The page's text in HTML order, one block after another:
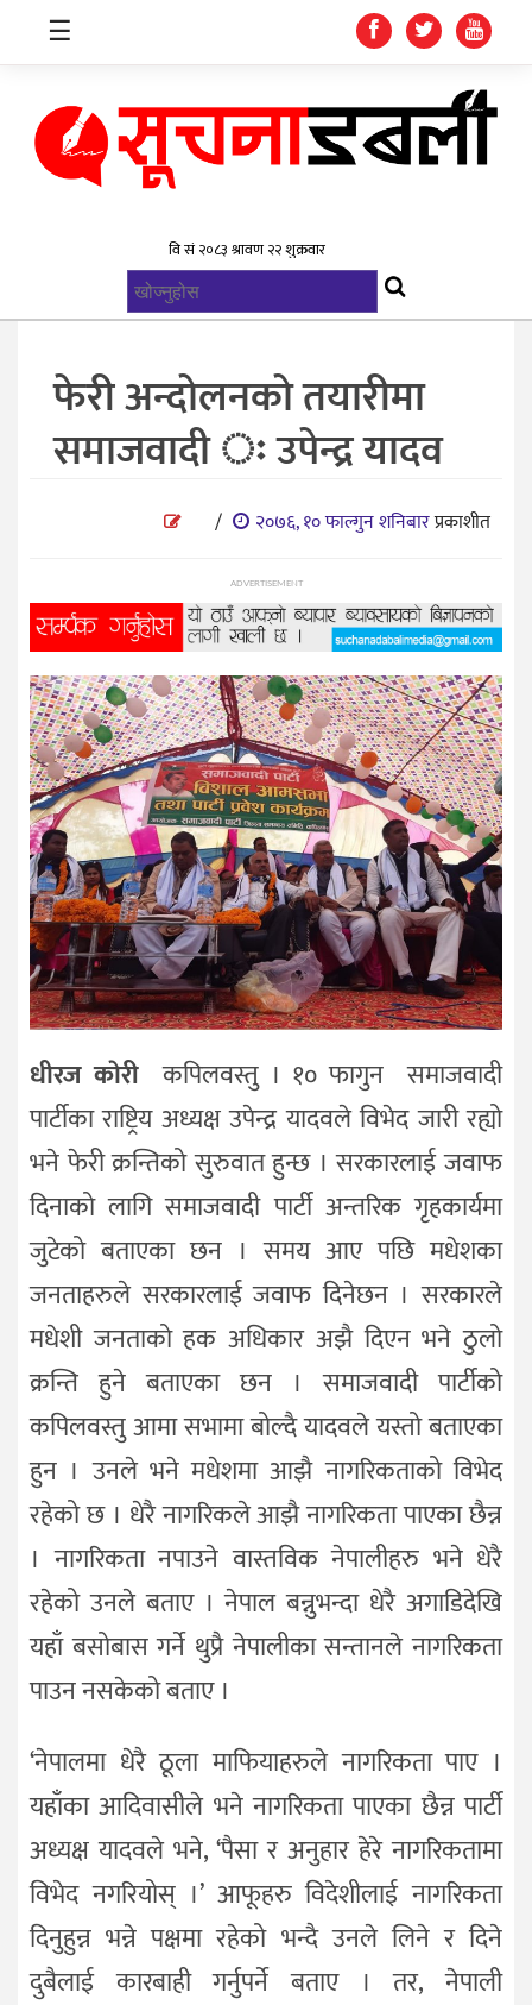
स्वास्थ्य
खेलकुद
विज्ञान
शिक्षा
भिडियो
अन्तर्वाता
☰
फेरी अन्दोलनको तयारीमा
समाजवादी ः उपेन्द्र यादव
/ २०७६, १० फाल्गुन शनिबारप्रकाशीत
ADVERTISEMENT
धीरज काेरीकपिलवस्तु । १० फागुन समाजवादी
पार्टीका राष्ट्रिय अध्यक्ष उपेन्द्र यादवले विभेद जारी रह्यो
भने फेरी क्रन्तिको सुरुवात हुन्छ । सरकारलाई जवाफ
दिनाको लागि समाजवादी पार्टी अन्तरिक गृहकार्यमा
जुटेको बताएका छन । समय आए पछि मधेशका
जनताहरुले सरकारलाई जवाफ दिनेछन । सरकारले
मधेशी जनताको हक अधिकार अझै दिएन भने ठुलो
क्रन्ति हुने बताएका छन । समाजवादी पार्टीको
कपिलवस्तु आमा सभामा बोल्दै यादवले यस्तो बताएका
हुन । उनले भने मधेशमा आझै नागरिकताको विभेद
रहेको छ । धेरै नागरिकले आझै नागरिकता पाएका छैन्न
। नागरिकता नपाउने वास्तविक नेपालीहरु भने धेरै
रहेको उनले बताए । नेपाल बन्नुभन्दा धेरै अगाडिदेखि
यहाँ बसोबास गर्ने थुप्रै नेपालीका सन्तानले नागरिकता
पाउन नसकेको बताए ।
‘नेपालमा धेरै ठूला माफियाहरुले नागरिकता पाए ।
यहाँका आदिवासीले भने नागरिकता पाएका छैन्न पार्टी
अध्यक्ष यादवले भने, ‘पैसा र अनुहार हेरे नागरिकतामा
विभेद नगरियोस् ।’ आफूहरु विदेशीलाई नागरिकता
दिनुहुन्न भन्ने पक्षमा रहेको भन्दै उनले लिने र दिने
दुबैलाई कारबाही गर्नुपर्ने बताए । तर, नेपाली